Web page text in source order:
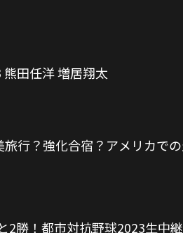
熊田任洋 増居翔太
行？強化合宿？アメリカで
2勝！都市対抗野球2023生中